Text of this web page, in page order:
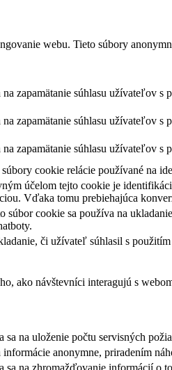
webu. Tieto súbory
zapamätanie súhlasu užívateľov
na zapamätanie súhlasu užívateľov
zapamätanie súhlasu užívateľov
súbory cookie relácie používané na
účelom tejto cookie je
Vďaka tomu prebiehajúca
súbor cookie sa používa na
či užívateľ súhlasil s
ako návštevníci interagujú s
na uloženie počtu servisných
anonymne, priradením